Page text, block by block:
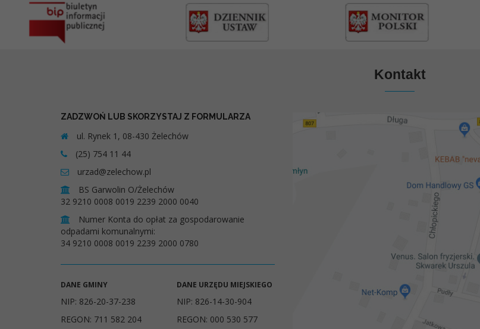
Kontakt
ZADZWOŃ LUB SKORZYSTAJ Z FORMULARZA
ul. Rynek 1, 08-430 Żelechów
(25) 754 11 44
urzad@zelechow.pl
BS Garwolin O/Żelechów
32 9210 0008 0019 2239 2000 0040
Numer Konta do opłat za gospodarowanie
odpadami komunalnymi:
34 9210 0008 0019 2239 2000 0780
DANE GMINY
NIP: 826-20-37-238
REGON: 711 582 204
DANE URZĘDU MIEJSKIEGO
NIP: 826-14-30-904
REGON: 000 530 577